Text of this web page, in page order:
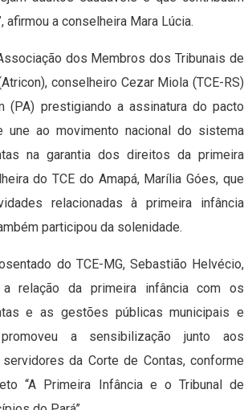
afirmou a conselheira Mara Lúcia.
dos Membros dos Tribunais de
conselheiro Cezar Miola (TCE-RS)
(PA) prestigiando a assinatura do pacto
une ao movimento nacional do sistema
na garantia dos direitos da primeira
do TCE do Amapá, Marília Góes, que
relacionadas à primeira infância
participou da solenidade.
do TCE-MG, Sebastião Helvécio,
relação da primeira infância com os
e as gestões públicas municipais e
a sensibilização junto aos
da Corte de Contas, conforme
“A Primeira Infância e o Tribunal de